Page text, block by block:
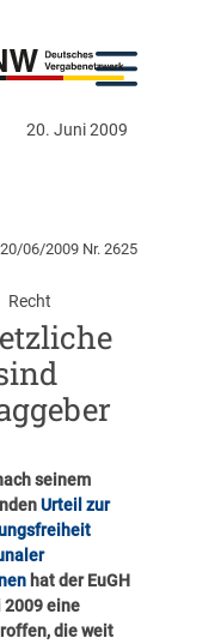
20. Juni 2009
06/2009 Nr. 2625
Recht
seinem
Urteil zur
hat der EuGH
2009 eine
die weit